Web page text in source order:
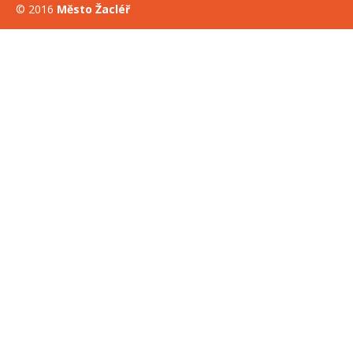
© 2016 Město Žacléř